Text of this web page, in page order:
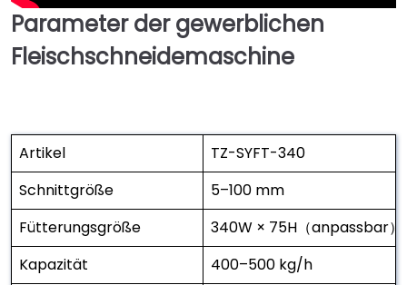
Parameter der gewerblichen
Fleischschneidemaschine
Artikel
TZ-SYFT-340
Schnittgröße
5–100 mm
Fütterungsgröße
340W × 75H（anpassbar）
Kapazität
400–500 kg/h